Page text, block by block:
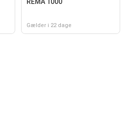
Gælder i 22 dage